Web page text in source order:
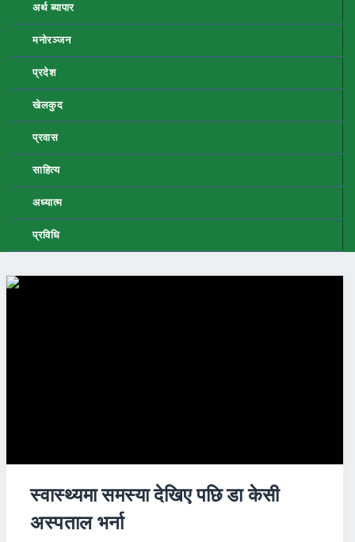
अर्थ ब्यापार
मनोरञ्जन
प्रदेश
खेलकुद
प्रवास
साहित्य
अध्यात्म
प्रविधि
स्वास्थ्यमा समस्या देखिए पछि डा केसी
अस्पताल भर्ना